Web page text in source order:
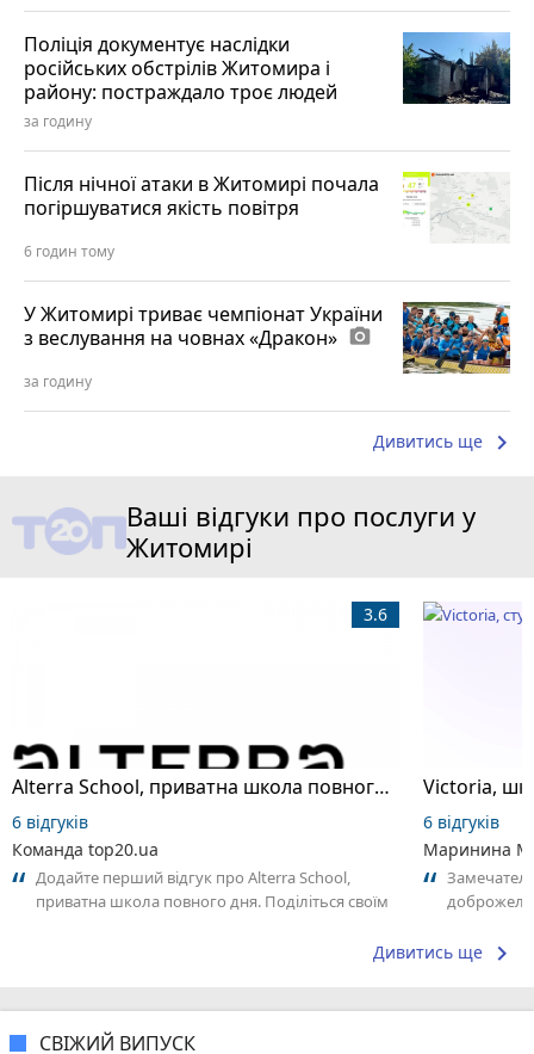
Поліція документує наслідки
російських обстрілів Житомира і
району: постраждало троє людей
за годину
Після нічної атаки в Житомирі почала
погіршуватися якість повітря
6 годин тому
У Житомирі триває чемпіонат України
з веслування на човнах «Дракон» photo_camera
за годину
Дивитись ще keyboard_arrow_right
Ваші відгуки про послуги у
Житомирі
Alterra School, приватна школа повного дня
3.6
6 відгуків
Команда top20.ua
Додайте перший відгук про Alterra School,
приватна школа повного дня. Поділіться своїм
6 відгуків
Маринина
Дивитись ще keyboard_arrow_right
СВІЖИЙ ВИПУСК